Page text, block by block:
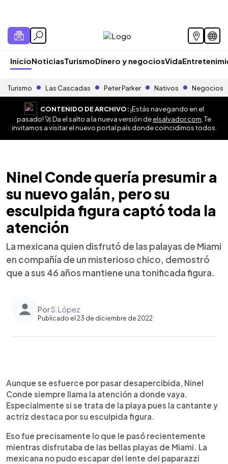
InicioNoticiasTurismoDinero y negociosVida
Turismo Las Cascadas Peter Parker Nativos Negocios
CONTENIDO DE ARCHIVO:¡Estás navegando en el
pasado! 🚀 Da el salto a la nueva versión deelsalvador.com . Te
invitamos a visitar el nuevo portal país donde coincidimos todos.
Ninel Conde quería presumir a
su nuevo galán, pero su
esculpida figura captó toda la
atención
La mexicana quien disfrutó de las palayas de Miami
en compañía de un misterioso chico, demostró
que a sus 46 años mantiene una tonificada figura.
PorS. López
Publicado el 23 de diciembre de 2022
Escuchar artículo
Aunque se esfuerce por pasar desapercibida, Ninel
Conde siempre llama la atención a donde vaya.
Especialmente si se trata de la playa pues la cantante y
actriz destaca por su esculpida figura.
Eso fue precisamente lo que le pasó recientemente
mientras disfrutaba de las bellas playas de Miami. La
mexicana no pudo escapar del lente del paparazzi